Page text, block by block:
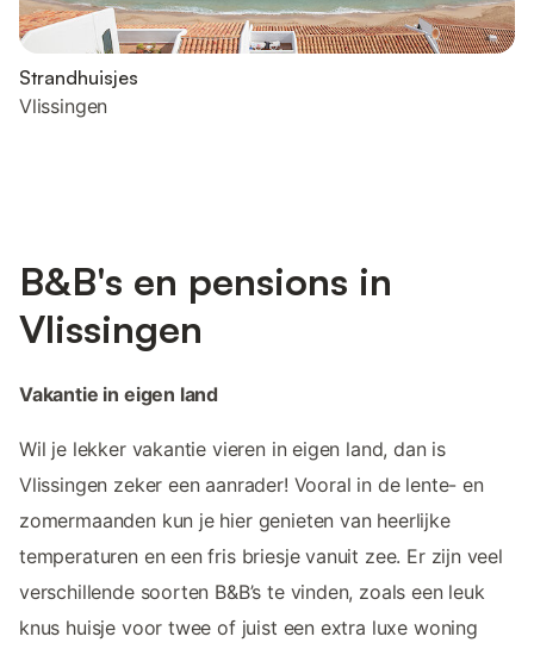
Strandhuisjes
Vlissingen
B&B's en pensions in
Vlissingen
Vakantie in eigen land
Wil je lekker vakantie vieren in eigen land, dan is
Vlissingen zeker een aanrader! Vooral in de lente- en
zomermaanden kun je hier genieten van heerlijke
temperaturen en een fris briesje vanuit zee. Er zijn veel
verschillende soorten B&B’s te vinden, zoals een leuk
knus huisje voor twee of juist een extra luxe woning